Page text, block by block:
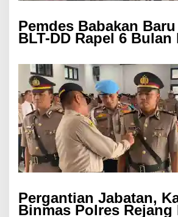
Pemdes Babakan
BLT-DD Rapel 6 Bulan
Pergantian Jabatan,
Binmas Polres Rejang